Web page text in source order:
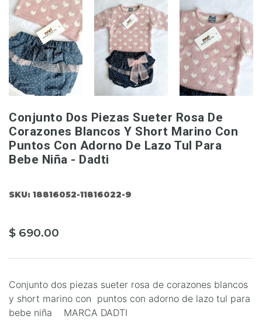
Conjunto Dos Piezas Sueter Rosa De
Corazones Blancos Y Short Marino Con
Puntos Con Adorno De Lazo Tul Para
Bebe Niña - Dadti
SKU: 18816052-11816022-9
$ 690.00
Conjunto dos piezas sueter rosa de corazones blancos
y short marino con puntos con adorno de lazo tul para
bebe niña MARCA DADTI